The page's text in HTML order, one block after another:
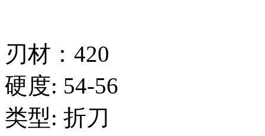
刃材：420
硬度: 54-56
类型: 折刀